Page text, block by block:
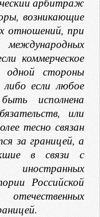
возникающие
отношений, при
коммерческое
одной стороны
если любое
исполнена
или
тесно связан
за границей, а
в связи с
Российской